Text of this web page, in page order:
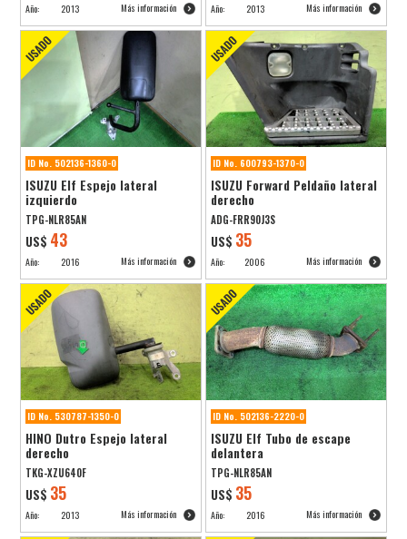
Año: 2013 Más información Año: 2013 Más información
ID No. 502136-1360-0
ISUZU Elf Espejo lateral
izquierdo
TPG-NLR85AN
US$ 43
Año: 2016 Más información
ID No. 600793-1370-0
ISUZU Forward Peldaño lateral
derecho
ADG-FRR90J3S
US$ 35
Año: 2006 Más información
ID No. 530787-1350-0
HINO Dutro Espejo lateral
derecho
TKG-XZU640F
US$ 35
Año: 2013 Más información
ID No. 502136-2220-0
ISUZU Elf Tubo de escape
delantera
TPG-NLR85AN
US$ 35
Año: 2016 Más información